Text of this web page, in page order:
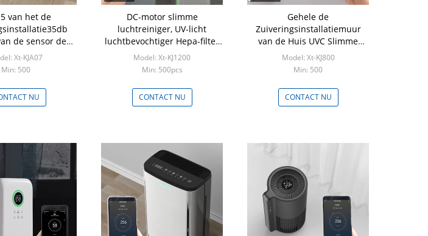
van het de
de sensor de
Controle van
Allergieën
Xt-KJA07
Min: 500
NU
DC-motor slimme
luchtreiniger, UV-licht
luchtbevochtiger Hepa-filter
240W
Model: Xt-KJ1200
Min: 500pcs
CONTACT NU
Gehele de
Zuiveringsinstallatiemuur
van de Huis UVC Slimme
Lucht Opgezet met
Geactiveerde OEM van de
Model: Xt-KJ800
Min: 500
CONTACT NU